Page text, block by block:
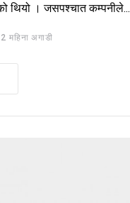
थियो । जसपश्चात कम्पनीले...
2 महिना अगाडी